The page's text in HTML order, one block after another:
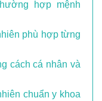
hợp mệnh
phù hợp từng
cách cá nhân và
chuẩn y khoa